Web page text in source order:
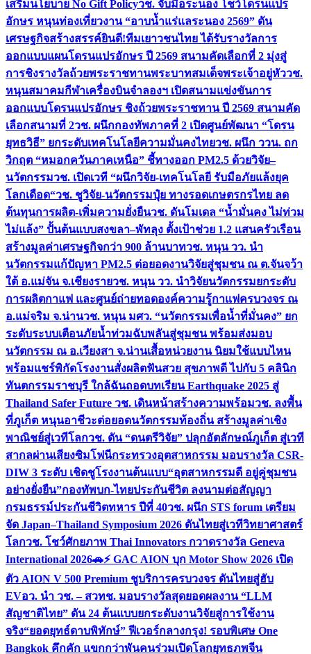
เสริมนโยบาย No Gift Policyวช. จับมือระนอง โชว์โดรนแปร
อักษร หนุนท่องเที่ยวงาน “อาบน้ำแร่แลระนอง 2569” ดัน
เศรษฐกิจสร้างสรรค์ยินดี!ทีมเยาวชนไทย ได้รับรางวัลการ
ออกแบบแผนโดรนแปรอักษร ปี 2569 สนามคัดเลือกที่ 2 มุ่งสู่
การชิงรางวัลถ้วยพระราชทานพระบาทสมเด็จพระเจ้าอยู่หัววช.
หนุนสมาคมกีฬาเครื่องบินจำลองฯ เปิดสนามแข่งขันการ
ออกแบบโดรนแปรอักษร ชิงถ้วยพระราชทาน ปี 2569 สนามคัด
เลือกสนามที่ 2วช. ผนึกกองทัพภาคที่ 2 เปิดศูนย์พัฒนา “โดรน
ยุทธวิธี” ยกระดับเทคโนโลยีความมั่นคงไทยวช. ผนึก ววน. ถก
วิกฤต “หมอกควันภาคเหนือ” ชี้ทางออก PM2.5 ด้วยวิจัย–
นวัตกรรมวช. เปิดเวที “ผนึกวิจัย-เทคโนโลยี รับมือภัยแล้งยุค
โลกเดือด“วช. ชูวิจัย-นวัตกรรมปุ๋ย ทางรอดเกษตรกรไทย ลด
ต้นทุนการผลิต-เพิ่มความยั่งยืนวช. ดันโมเดล “น้ำมั่นคง ไม่ท่วม
ไม่แล้ง” ปั้นต้นแบบสงขลา–พัทลุง ตั้งเป้าช่วย 1.2 แสนครัวเรือน
สร้างมูลค่าเศรษฐกิจกว่า 900 ล้านบาทวช. หนุน วว. นำ
นวัตกรรมแก้ปัญหา PM2.5 ต่อยอดงานวิจัยสู่ชุมชน ณ ต.จันจว้า
ใต้ อ.แม่จัน จ.เชียงรายวช. หนุน วว. นำวิจัยนวัตกรรมยกระดับ
การผลิตกาแฟ และศูนย์ถ่ายทอดองค์ความรู้กาแฟครบวงจร ณ
อ.แม่จริม จ.น่านวช. หนุน มศว. “นวัตกรรมเพื่อน้ำที่มั่นคง” ยก
ระดับระบบเตือนภัยน้ำท่วมฉับพลันสู่ชุมชน พร้อมส่งมอบ
นวัตกรรม ณ อ.เวียงสา จ.น่านเสื้อหน่วยงาน นิยมใช้แบบไหน
พร้อมแชร์พิกัดโรงงานสั่งผลิตฟันสวย สุขภาพดี ไปกับ 5 คลินิก
ทันตกรรมราชบุรี ใกล้ฉันถอดบทเรียน Earthquake 2025 สู่
Thailand Safer Future วช. เดินหน้าสร้างความพร้อมวช. ลงพื้น
ที่ภูเก็ต หนุนอาชีวะต่อยอดนวัตกรรมท้องถิ่น สร้างมูลค่าเชิง
พาณิชย์สู่เวทีโลกวช. ดัน “ดนตรีวิจัย” ปลุกอัตลักษณ์ภูเก็ต สู่เวที
สากลผ่านเสียงซิมโฟนีกระทรวงอุตสาหกรรม มอบรางวัล CSR-
DIW 3 ระดับ เชิดชูโรงงานต้นแบบ“อุตสาหกรรมดี อยู่คู่ชุมชน
อย่างยั่งยืน”กองทัพบก-ไทยประกันชีวิต ลงนามต่อสัญญา
กรมธรรม์ประกันชีวิตทหาร ปีที่ 40วช. ผนึก STS forum เตรียม
จัด Japan–Thailand Symposium 2026 ดันไทยสู่เวทีวิทยาศาสตร์
โลกวช. โชว์ศักยภาพ Thai Innovators กวาดรางวัล Geneva
International 2026🚗⚡️ GAC AION บุก Motor Show 2026 เปิด
ตัว AION V 500 Premium ชูบริการครบวงจร ดันไทยสู่ฮับ
EVอว. นำ วช. – สวทช. มอบรางวัลสุดยอดผลงาน “LLM
สัญชาติไทย” ดัน 24 ต้นแบบยกระดับงานวิจัยสู่การใช้งาน
จริง“ยอดยุทธ์ดาบพิทักษ์” ฟีเวอร์กลางกรุง! รอบพิเศษ One
Bangkok คึกคัก แขกกว่าพันคนร่วมเปิดโลกยุทธภพจีน